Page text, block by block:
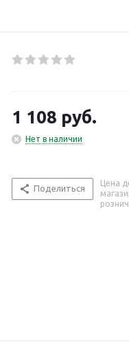
1 108 руб.
Нет в наличии
Поделиться
Цена